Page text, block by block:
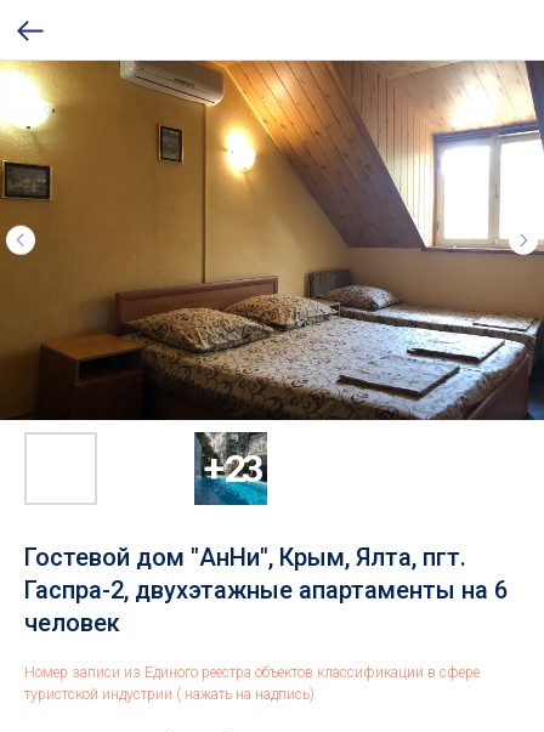
Гостевой дом "АнНи", Крым, Ялта, пгт.
Гаспра-2, двухэтажные апартаменты на 6
человек
Номер записи из Единого реестра объектов классификации в сфере
туристской индустрии ( нажать на надпись)